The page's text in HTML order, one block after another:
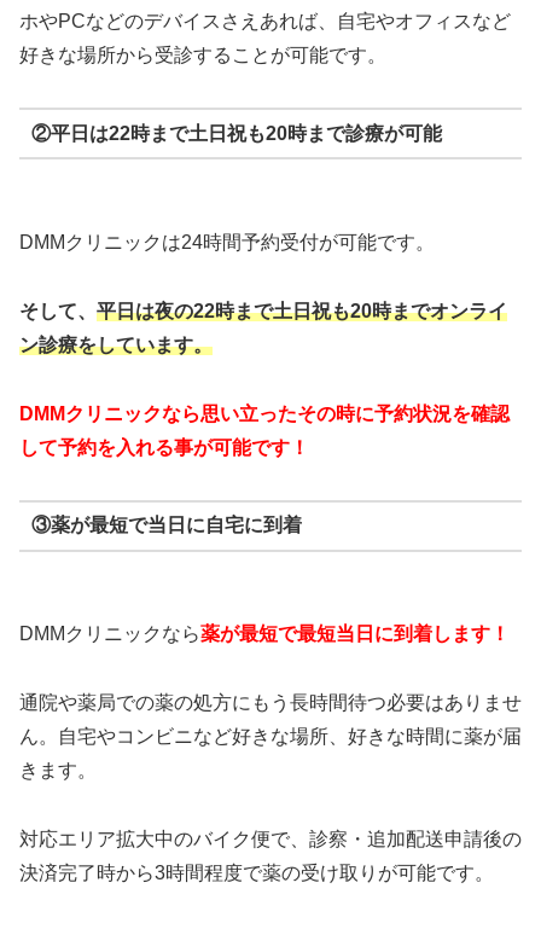
ホやPCなどのデバイスさえあれば、自宅やオフィスなど
好きな場所から受診することが可能です。
②平日は22時まで土日祝も20時まで診療が可能
DMMクリニックは24時間予約受付が可能です。
そして、 平日は夜の22時まで土日祝も20時までオンライ
ン診療をしています。
DMMクリニックなら思い立ったその時に予約状況を確認
して予約を入れる事が可能です！
③薬が最短で当日に自宅に到着
DMMクリニックなら薬が最短で最短当日に到着します！
通院や薬局での薬の処方にもう長時間待つ必要はありませ
ん。自宅やコンビニなど好きな場所、好きな時間に薬が届
きます。
対応エリア拡大中のバイク便で、診察・追加配送申請後の
決済完了時から3時間程度で薬の受け取りが可能です。